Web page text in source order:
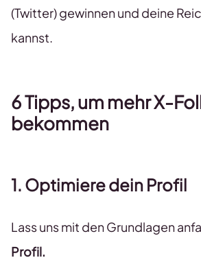
(Twitter) gewinnen und deine
kannst.
6 Tipps, um mehr X-
bekommen
1. Optimiere dein Profil
Lass uns mit den Grundlagen
Profil.